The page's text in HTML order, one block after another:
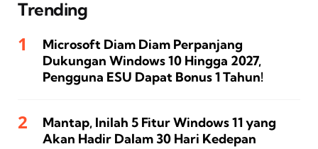
Trending
Microsoft Diam Diam Perpanjang
Dukungan Windows 10 Hingga 2027,
Pengguna ESU Dapat Bonus 1 Tahun!
Mantap, Inilah 5 Fitur Windows 11 yang
Akan Hadir Dalam 30 Hari Kedepan